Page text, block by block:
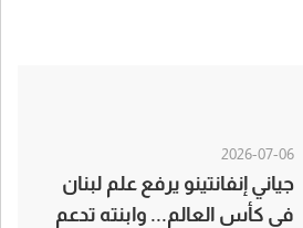
2026-07-06
جياني إنفانتينو يرفع علم لبنان
في كأس العالم... وابنته تدعم